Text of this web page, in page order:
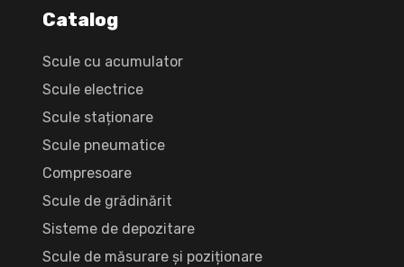
Catalog
Scule cu acumulator
Scule electrice
Scule staționare
Scule pneumatice
Compresoare
Scule de grădinărit
Sisteme de depozitare
Scule de măsurare și poziționare